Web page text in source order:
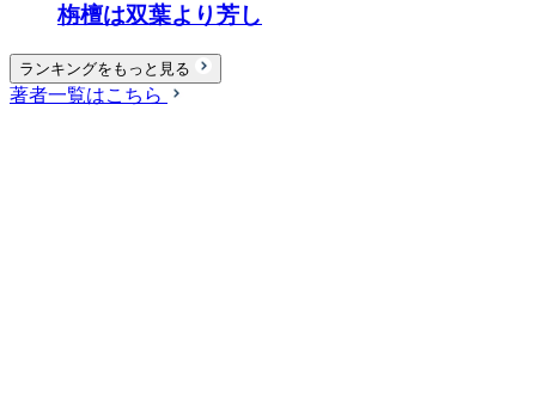
栴檀は双葉より芳し
ランキングをもっと見る
著者一覧はこちら